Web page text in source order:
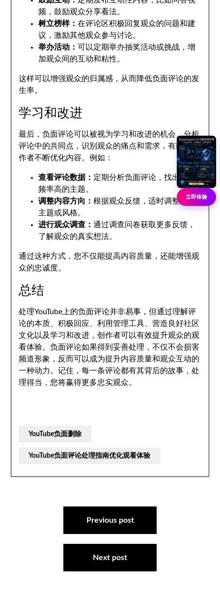
频，鼓励观众分享看法。
树立榜样：在评论区积极回复观众的问题和建
议，激励其他观众参与讨论。
举办活动： 可以定期举办抽奖活动或挑战，增
加观众间的互动和粘性。
这样可以增强观众的归属感，从而降低负面评论的发
生率。
学习和改进
最后，负面评论可以被视为学习和改进的机会。分析
评论中的共同点，识别观众的痛点和需求，有助于创
作者不断优化内容。例如：
查看评论数据： 定期分析负面评论，找出出现
频率高的主题。
调整内容方向：根据观众反馈，适时调整视频
主题或风格。
进行观众调查：通过调查问卷获取更多反馈，
了解观众的真实想法。
通过这种方式，您不仅能提高内容质量，还能增强观
众的忠诚度。
总结
处理YouTube上的负面评论并非易事，但通过理解评
论的本质、积极回应、利用管理工具、营造良好社区
文化以及学习和改进，创作者可以有效提升观众的观
看体验。负面评论如果得到妥善处理，不仅不会损害
频道形象，反而可以成为提升内容质量和观众互动的
一种动力。记住，每一条评论都有其背后的故事，处
理得当，您将赢得更多忠实观众。
YouTube负面删除
YouTube负面评论处理指南优化观看体验
Previous post
Next post
立即体验